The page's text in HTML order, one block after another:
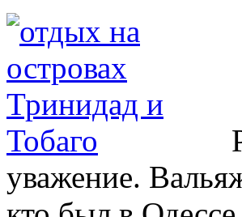
уважение.